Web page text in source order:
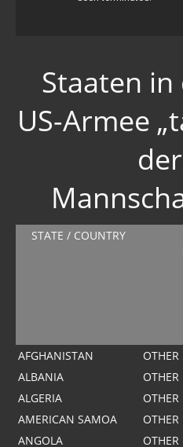
Staaten
US-Armee
STATE / COUNTRY
AFGHANISTAN OTHER
ALBANIA
OTHER
ALGERIA
OTHER
AMERICAN SAMOA
OTHER
ANGOLA
OTHER